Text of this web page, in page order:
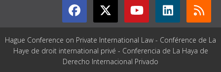
Hague Conference on Private International Law - Conférence de La
Haye de droit international privé - Conferencia de La Haya de
Derecho Internacional Privado